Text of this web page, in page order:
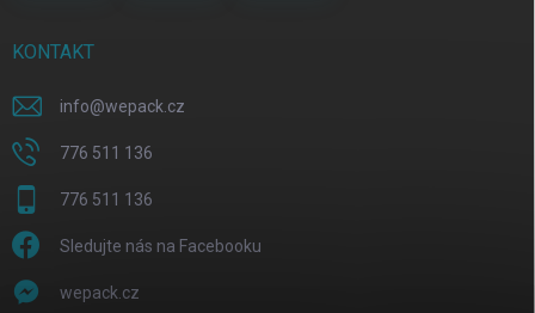
KONTAKT
info@wepack.cz
776 511 136
776 511 136
Sledujte nás na Facebooku
wepack.cz